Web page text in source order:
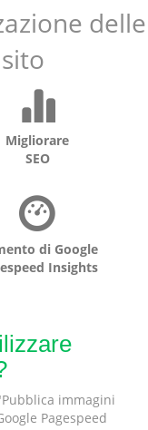
delle
Migliorare
SEO
di Google
Insights
immagini
Pagespeed